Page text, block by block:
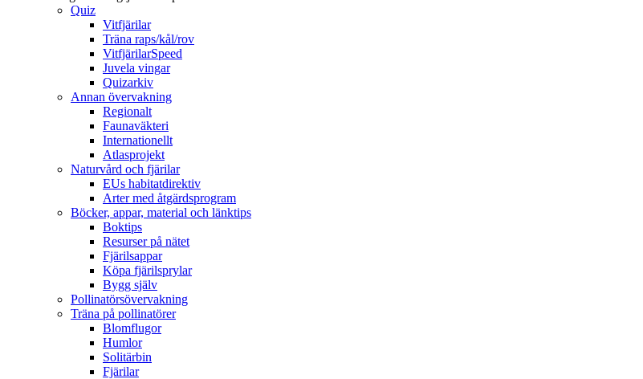
Quiz
Vitfjärilar
Träna raps/kål/rov
VitfjärilarSpeed
Juvela vingar
Quizarkiv
Annan övervakning
Regionalt
Faunaväkteri
Internationellt
Atlasprojekt
Naturvård och fjärilar
EUs habitatdirektiv
Arter med åtgärdsprogram
Böcker, appar, material och länktips
Boktips
Resurser på nätet
Fjärilsappar
Köpa fjärilsprylar
Bygg själv
Pollinatörsövervakning
Träna på pollinatörer
Blomflugor
Humlor
Solitärbin
Fjärilar